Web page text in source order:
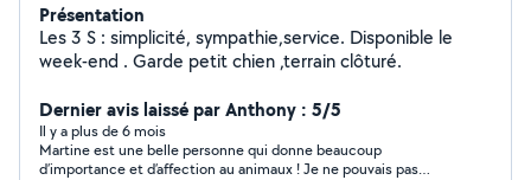
Présentation
Les 3 S : simplicité, sympathie,service. Disponible le
week-end . Garde petit chien ,terrain clôturé.
Dernier avis laissé par Anthony : 5/5
Il y a plus de 6 mois
Martine est une belle personne qui donne beaucoup
d’importance et d’affection au animaux ! Je ne pouvais pas